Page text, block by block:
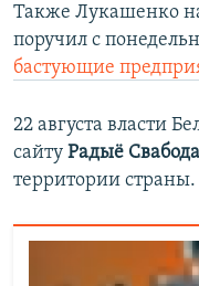
Также Лукашенко
поручил с
бастующие
22 августа власти
сайту Радыё Свабода
территории страны.